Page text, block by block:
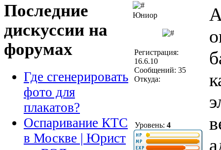
Последние
дискуссии на
форумах
Где сгенерировать
фото для
плакатов?
Оспаривание КТС
в Москве | Юрист
Юниор
Регистрация:
16.6.10
Сообщений: 35
Откуда:
Уровень: 4